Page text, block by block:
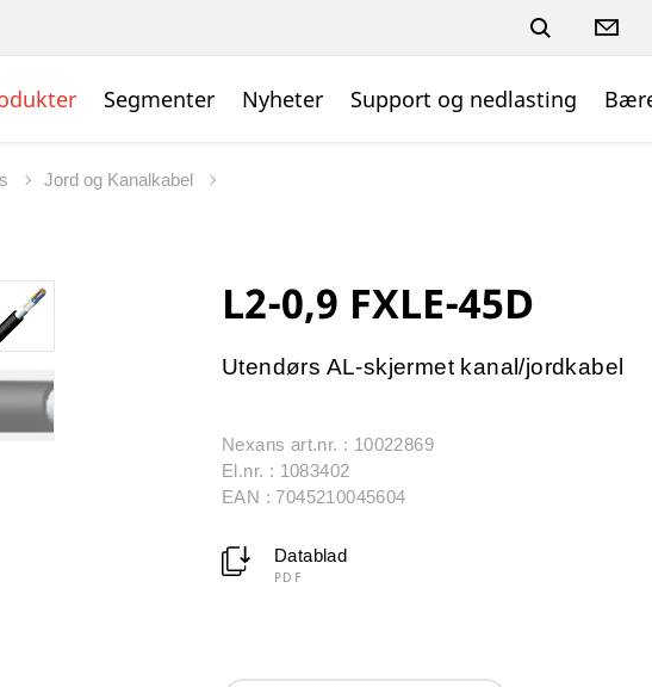
Segmenter Nyheter Support og nedlasting
Jord og Kanalkabel
L2-0,9 FXLE-45D
Utendørs AL-skjermet kanal/jordkabel
Nexans art.nr. : 10022869
El.nr. : 1083402
EAN : 7045210045604
Datablad
PDF